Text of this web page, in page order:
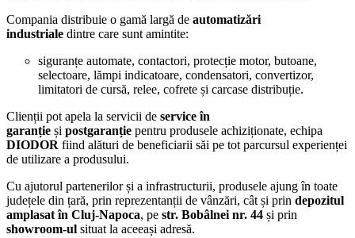
Compania distribuie o gamă largă de automatizări
industriale dintre care sunt amintite:
siguranțe automate, contactori, protecție motor, butoane,
selectoare, lămpi indicatoare, condensatori, convertizor,
limitatori de cursă, relee, cofrete și carcase distribuție.
Clienții pot apela la servicii de service în
garanție și postgaranție pentru produsele achiziționate, echipa
DIODOR fiind alături de beneficiarii săi pe tot parcursul experienței
de utilizare a produsului.
Cu ajutorul partenerilor și a infrastructurii, produsele ajung în toate
județele din țară, prin reprezentanții de vânzări, cât și prin depozitul
amplasat în Cluj-Napoca, pe str. Bobâlnei nr. 44 și prin
showroom-ul situat la aceeași adresă.